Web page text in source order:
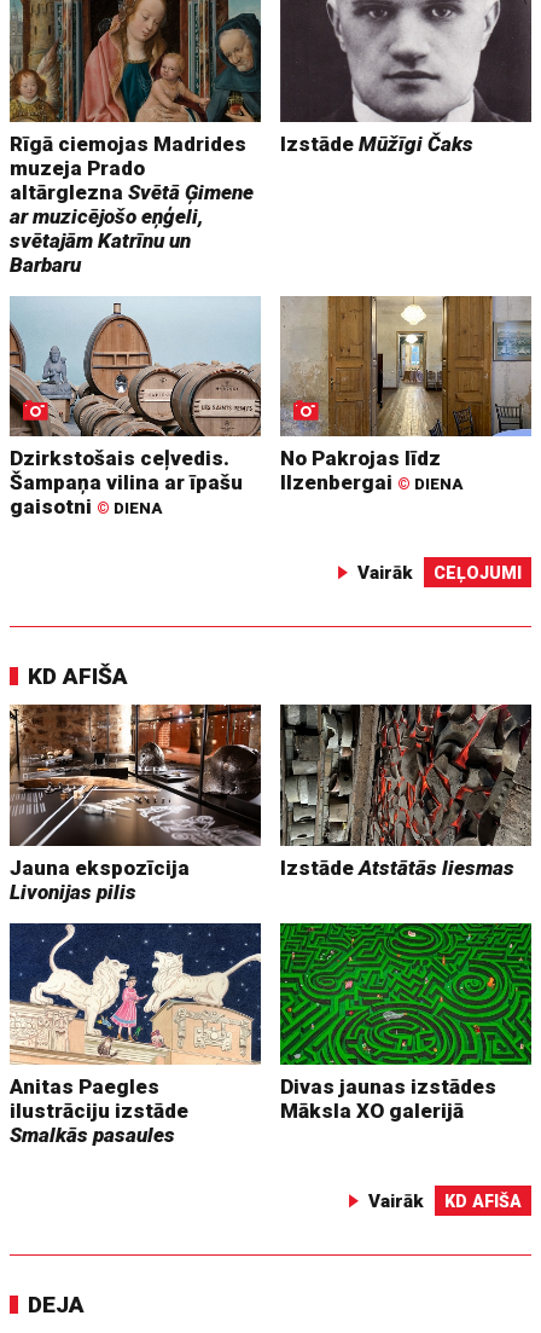
Rīgā ciemojas Madrides
muzeja Prado
altārgleznaSvētā Ģimene
ar muzicējošo eņģeli,
svētajām Katrīnu un
Barbaru
IzstādeMūžīgi Čaks
Dzirkstošais ceļvedis.
Šampaņa vilina ar īpašu
gaisotni © DIENA
No Pakrojas līdz
Ilzenbergai © DIENA
Vairāk CEĻOJUMI
KD AFIŠA
Jauna ekspozīcija
Livonijas pilis
IzstādeAtstātās liesmas
Anitas Paegles
ilustrāciju izstāde
Smalkās pasaules
Divas jaunas izstādes
Māksla XO galerijā
Vairāk KD AFIŠA
DEJA